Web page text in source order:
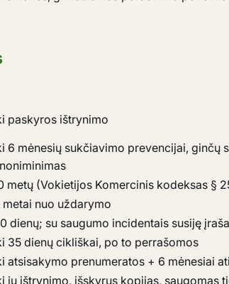
paskyros ištrynimo
6 mėnesių sukčiavimo prevencijai,
metų (Vokietijos Komercinis kodeksas §
metai nuo uždarymo
dienų; su saugumo incidentais susiję
35 dienų cikliškai, po to perrašomos
atsisakymo prenumeratos + 6 mėnesiai
jų ištrynimo, išskyrus kopijas, saugomas